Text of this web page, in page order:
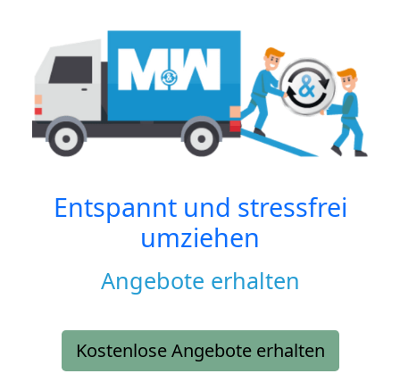
Entspannt und stressfrei
umziehen
Angebote erhalten
Kostenlose Angebote erhalten